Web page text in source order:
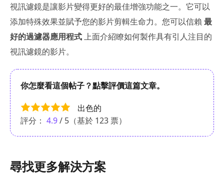
視訊濾鏡是讓影片變得更好的最佳增強功能之一。它可以
添加特殊效果並賦予您的影片剪輯生命力。您可以信賴 最
好的過濾器應用程式上面介紹瞭如何製作具有引人注目的
視訊濾鏡的影片。
你怎麼看這個帖子？點擊評價這篇文章。
出色的
評分： 4.9/ 5（基於 123 票）
尋找更多解決方案